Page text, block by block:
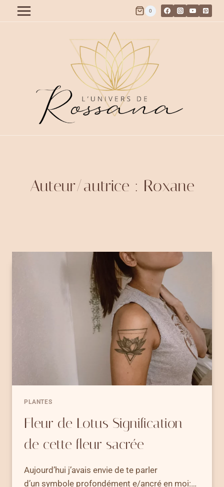
au
0
Auteur/autrice : Roxane
PLANTES
Fleur de Lotus Signification
de cette fleur sacrée
Aujourd’hui j’avais envie de te parler
d’un symbole profondément e/ancré en moi:…